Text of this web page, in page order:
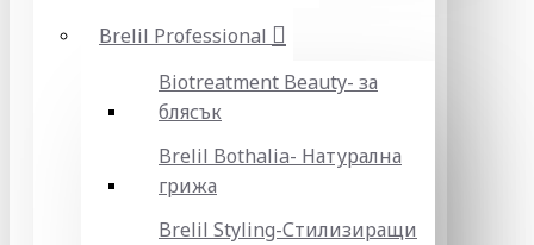
Brelil Professional
Biotreatment Beauty- за
блясък
Brelil Bothalia- Натурална
грижа
Brelil Styling-Стилизиращи